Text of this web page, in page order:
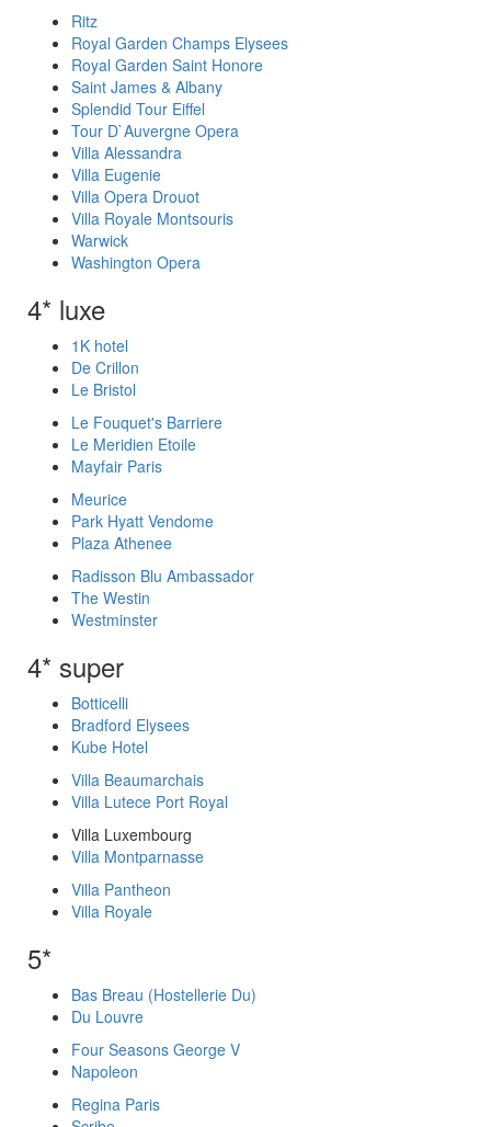
Ritz
Royal Garden Champs Elysees
Royal Garden Saint Honore
Saint James & Albany
Splendid Tour Eiffel
Tour D`Auvergne Opera
Villa Alessandra
Villa Eugenie
Villa Opera Drouot
Villa Royale Montsouris
Warwick
Washington Opera
4* luxe
1K hotel
De Crillon
Le Bristol
Le Fouquet's Barriere
Le Meridien Etoile
Mayfair Paris
Meurice
Park Hyatt Vendome
Plaza Athenee
Radisson Blu Ambassador
The Westin
Westminster
4* super
Botticelli
Bradford Elysees
Kube Hotel
Villa Beaumarchais
Villa Lutece Port Royal
Villa Luxembourg
Villa Montparnasse
Villa Pantheon
Villa Royale
5*
Bas Breau (Hostellerie Du)
Du Louvre
Four Seasons George V
Napoleon
Regina Paris